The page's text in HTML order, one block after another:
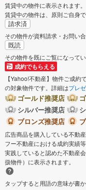
賃貸中の物件に表示されます。
賃貸中の物件は、原則ご自身
請求済
その物件が資料請求・お問い
既読
その物件を既にご覧になって
成約でもらえる
【Yahoo!不動産】物件ご成約
の対象物件です。詳細はプレ
ゴールド推奨店
シルバー推奨店
ブロンズ推奨店
広告商品を購入している不動
フー不動産における成約実績
実践していると認めた不動産
扱物件）に表示されます。
タップすると用語の意味が書